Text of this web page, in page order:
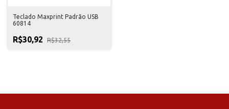
Teclado Maxprint Padrão USB
60814
R$30,92 R$32,55